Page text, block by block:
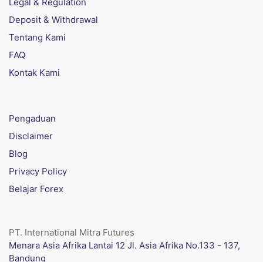
Deposit & Withdrawal
Tentang Kami
FAQ
Kontak Kami
Pengaduan
Disclaimer
Blog
Privacy Policy
Belajar Forex
PT. International Mitra Futures
Menara Asia Afrika Lantai 12 Jl. Asia Afrika No.133 - 137,
Bandung